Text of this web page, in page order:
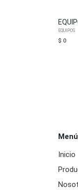
EQUIPOS
$ 0
Menú
Inicio